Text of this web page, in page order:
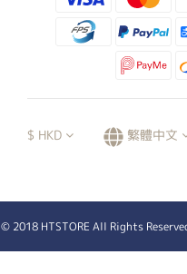
$ HKD 繁體中文
© 2018 HTSTORE All Rights